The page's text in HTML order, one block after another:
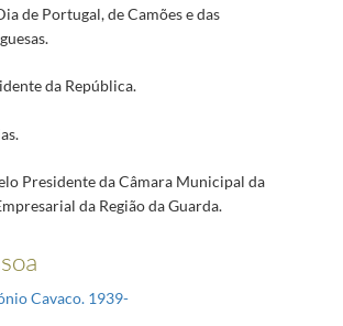
de Portugal, de Camões e das
da República.
Presidente da Câmara Municipal da
da Região da Guarda.
Cavaco. 1939-